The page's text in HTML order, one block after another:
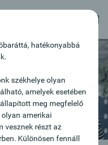
teszik a felhasználó
használjuk a sütiket,
igazítsuk,
hatékonyabbá
székhelye olyan
amelyek esetében
meg megfelelő
amerikai
vesznek részt az
Különösen fennáll